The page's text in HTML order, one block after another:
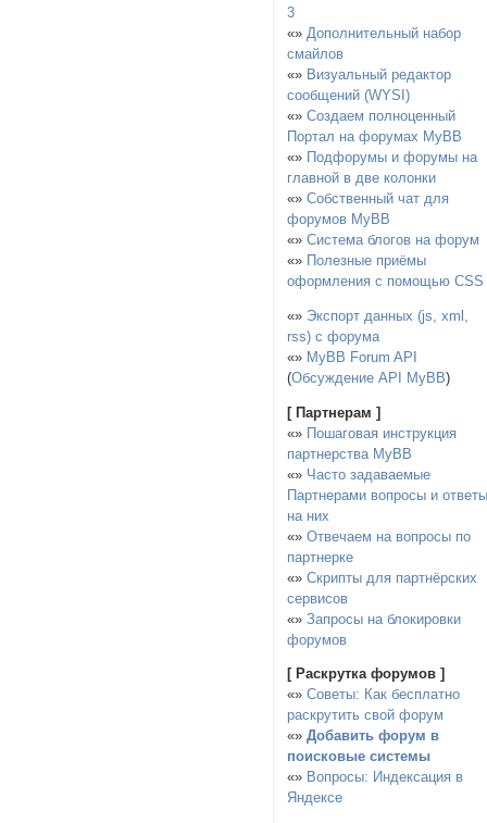
3
«»Дополнительный набор
смайлов
«» Визуальный редактор
сообщений (WYSI)
«»Создаем полноценный
Портал на форумах MyBB
«» Подфорумы и форумы на
главной в две колонки
«»Собственный чат для
форумов MyBB
«»Система блогов на форум
«» Полезные приёмы
оформления с помощью CSS
«» Экспорт данных (js, xml,
rss) с форума
«» MyBB Forum API
(Обсуждение API MyBB)
[ Партнерам ]
«» Пошаговая инструкция
партнерства MyBB
«» Часто задаваемые
Партнерами вопросы и
на них
«»Отвечаем на вопросы по
партнерке
«»Скрипты для партнёрских
сервисов
«»Запросы на блокировки
форумов
[ Раскрутка форумов ]
«»Советы: Как бесплатно
раскрутить свой форум
«»Добавить форум в
поисковые системы
«» Вопросы: Индексация в
Яндексе